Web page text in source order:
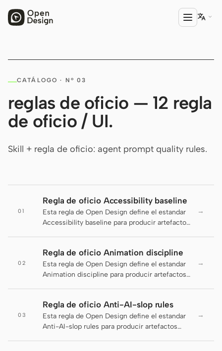
Open Design
HTML Anything
HTML Video
Codex Slides
Codex
Cursor Agent
Claude Code
OpenCode
GitHub Copilot CLI
Qwen Code
Grok Build

CATÁLOGO · Nº 03
reglas de oficio — 12 regla
de oficio / UI.
Skill + regla de oficio: agent prompt quality rules.
01
Regla de oficio Accessibility baseline
Esta regla de Open Design define el estandar
Accessibility baseline para producir artefactos
→
02
Regla de oficio Animation discipline
Esta regla de Open Design define el estandar
Animation discipline para producir artefactos
→
03
Regla de oficio Anti-AI-slop rules
Esta regla de Open Design define el estandar
Anti-AI-slop rules para producir artefactos
→